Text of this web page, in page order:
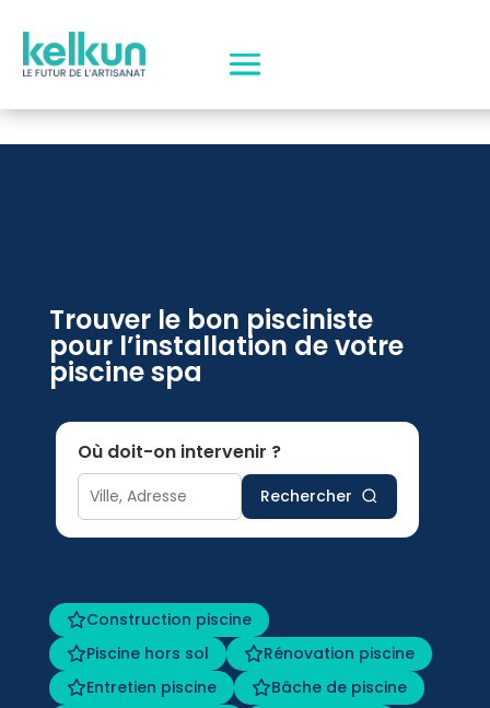
Trouver le bon pisciniste
pour l’installation de votre
piscine spa
Où doit-on intervenir ?
Rechercher
Construction piscine
Piscine hors sol
Rénovation piscine
Entretien piscine
Bâche de piscine